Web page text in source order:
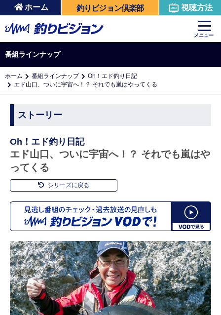
ホーム 釣りビジョン倶楽部 視聴方法
メニュー
番組ラインナップ
ホーム 番組ラインナップ
Oh！エド釣り日記
エド山口、ついに宇宙へ！？ それでも嵐はやってくる
ストーリー
Oh！エド釣り日記
エド山口、ついに宇宙へ！？ それでも嵐はや
ってくる
シリーズに戻る